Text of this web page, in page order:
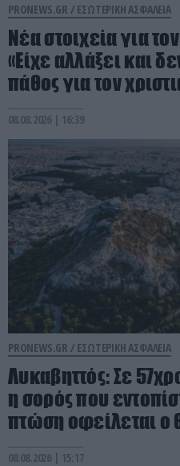
PRONEWS.GR / ΕΣΩΤΕΡΙΚΗ ΑΣΦΑΛΕΙΑ
Νέα στοιχεία για
«Είχε αλλάξει και
πάθος για τον
08.08.2026 | 16:39
PRONEWS.GR / ΕΣΩΤΕΡΙΚΗ ΑΣΦΑΛΕΙΑ
Λυκαβηττός: Σε
η σορός που
πτώση οφείλεται ο
08.08.2026 | 15:17